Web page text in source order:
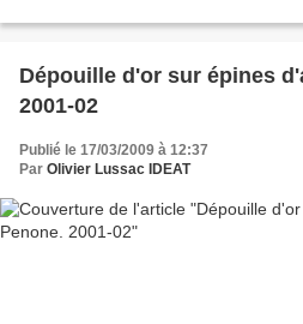
Dépouille d'or sur épines
2001-02
Publié le 17/03/2009 à 12:37
Par Olivier Lussac IDEAT